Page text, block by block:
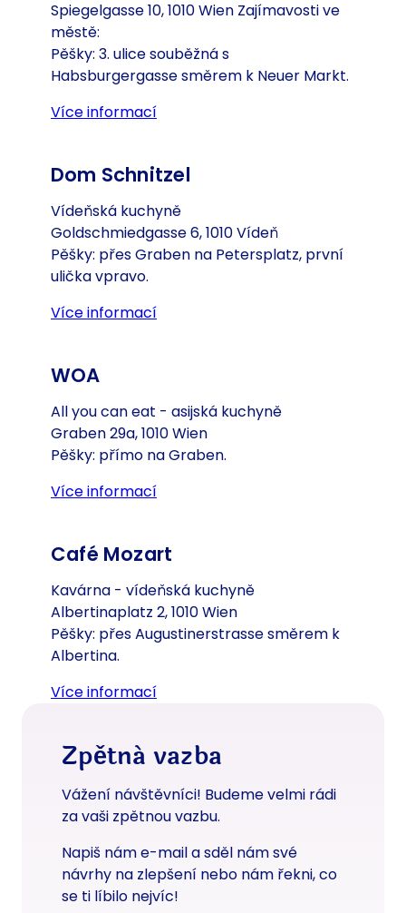
Spiegelgasse 10, 1010 Wien Zajímavosti ve
městě:
Pěšky: 3. ulice souběžná s
Habsburgergasse směrem k Neuer Markt.
Více informací
Dom Schnitzel
Vídeňská kuchyně
Goldschmiedgasse 6, 1010 Vídeň
Pěšky: přes Graben na Petersplatz, první
ulička vpravo.
Více informací
WOA
All you can eat - asijská kuchyně
Graben 29a, 1010 Wien
Pěšky: přímo na Graben.
Více informací
Café Mozart
Kavárna - vídeňská kuchyně
Albertinaplatz 2, 1010 Wien
Pěšky: přes Augustinerstrasse směrem k
Albertina.
Více informací
Zpětná vazba
Vážení návštěvníci! Budeme velmi rádi
za vaši zpětnou vazbu.
Napiš nám e-mail a sděl nám své
návrhy na zlepšení nebo nám řekni, co
se ti líbilo nejvíc!